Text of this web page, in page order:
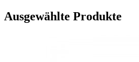
Ausgewählte Produkte